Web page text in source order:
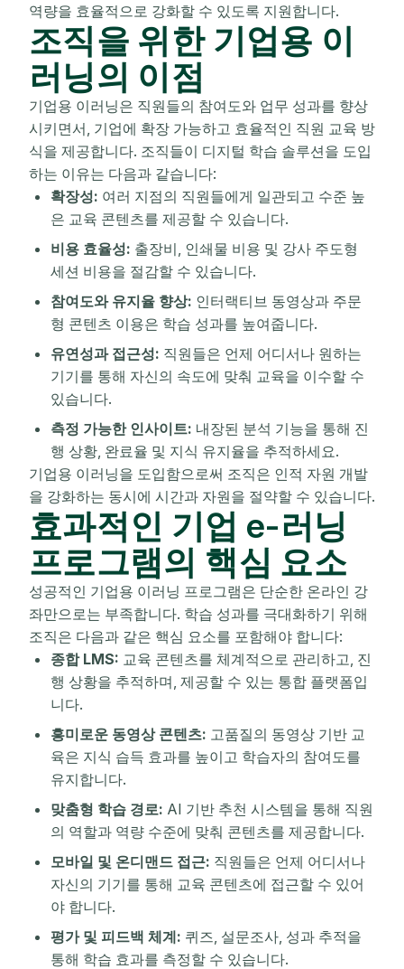
역량을 효율적으로 강화할 수 있도록 지원합니다.
조직을 위한 기업용 이
러닝의 이점
기업용 이러닝은 직원들의 참여도와 업무 성과를 향상
시키면서, 기업에 확장 가능하고 효율적인 직원 교육 방
식을 제공합니다. 조직들이 디지털 학습 솔루션을 도입
하는 이유는 다음과 같습니다:
확장성: 여러 지점의 직원들에게 일관되고 수준 높
은 교육 콘텐츠를 제공할 수 있습니다.
비용 효율성: 출장비, 인쇄물 비용 및 강사 주도형
세션 비용을 절감할 수 있습니다.
참여도와 유지율 향상: 인터랙티브 동영상과 주문
형 콘텐츠 이용은 학습 성과를 높여줍니다.
유연성과 접근성: 직원들은 언제 어디서나 원하는
기기를 통해 자신의 속도에 맞춰 교육을 이수할 수
있습니다.
측정 가능한 인사이트: 내장된 분석 기능을 통해 진
행 상황, 완료율 및 지식 유지율을 추적하세요.
기업용 이러닝을 도입함으로써 조직은 인적 자원 개발
을 강화하는 동시에 시간과 자원을 절약할 수 있습니다.
효과적인 기업 e-러닝
프로그램의 핵심 요소
성공적인 기업용 이러닝 프로그램은 단순한 온라인 강
좌만으로는 부족합니다. 학습 성과를 극대화하기 위해
조직은 다음과 같은 핵심 요소를 포함해야 합니다:
종합 LMS: 교육 콘텐츠를 체계적으로 관리하고, 진
행 상황을 추적하며, 제공할 수 있는 통합 플랫폼입
니다.
흥미로운 동영상 콘텐츠: 고품질의 동영상 기반 교
육은 지식 습득 효과를 높이고 학습자의 참여도를
유지합니다.
맞춤형 학습 경로: AI 기반 추천 시스템을 통해 직원
의 역할과 역량 수준에 맞춰 콘텐츠를 제공합니다.
모바일 및 온디맨드 접근: 직원들은 언제 어디서나
자신의 기기를 통해 교육 콘텐츠에 접근할 수 있어
야 합니다.
평가 및 피드백 체계: 퀴즈, 설문조사, 성과 추적을
통해 학습 효과를 측정할 수 있습니다.